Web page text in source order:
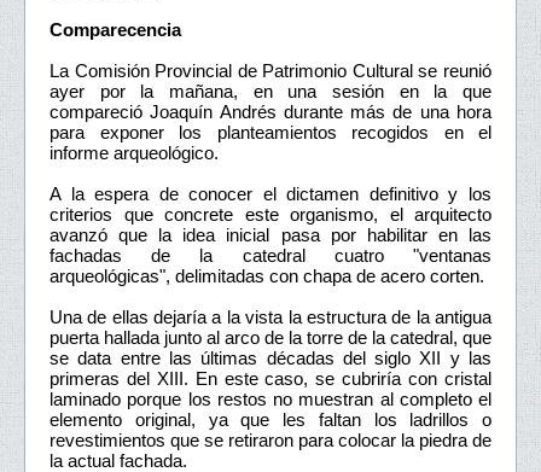
Comparecencia
La Comisión Provincial de Patrimonio Cultural se reunió
ayer por la mañana, en una sesión en la que
compareció Joaquín Andrés durante más de una hora
para exponer los planteamientos recogidos en el
informe arqueológico.
A la espera de conocer el dictamen definitivo y los
criterios que concrete este organismo, el arquitecto
avanzó que la idea inicial pasa por habilitar en las
fachadas de la catedral cuatro "ventanas
arqueológicas", delimitadas con chapa de acero corten.
Una de ellas dejaría a la vista la estructura de la antigua
puerta hallada junto al arco de la torre de la catedral, que
se data entre las últimas décadas del siglo XII y las
primeras del XIII. En este caso, se cubriría con cristal
laminado porque los restos no muestran al completo el
elemento original, ya que les faltan los ladrillos o
revestimientos que se retiraron para colocar la piedra de
la actual fachada.